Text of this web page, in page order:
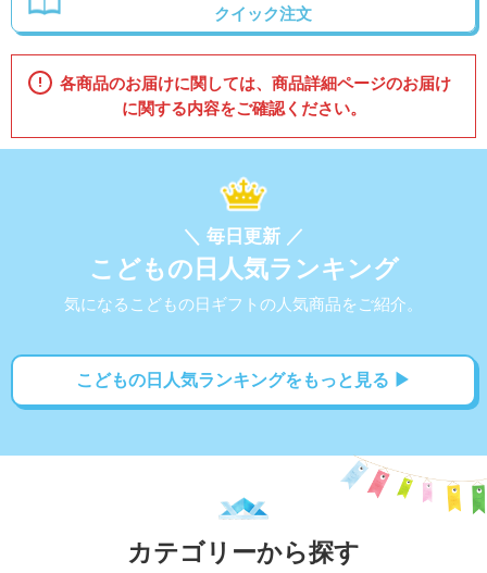
クイック注文
各商品のお届けに関しては、商品詳細ページのお届け
に関する内容をご確認ください。
＼ 毎日更新 ／
こどもの日人気ランキング
気になるこどもの日ギフトの人気商品をご紹介。
こどもの日人気ランキングをもっと見る ▶
カテゴリーから探す